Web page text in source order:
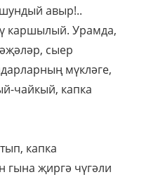
авыр!..
каршылый. Урамда,
сыер
мүкләге,
чайкый, капка
капка
гына җиргә чүгәли